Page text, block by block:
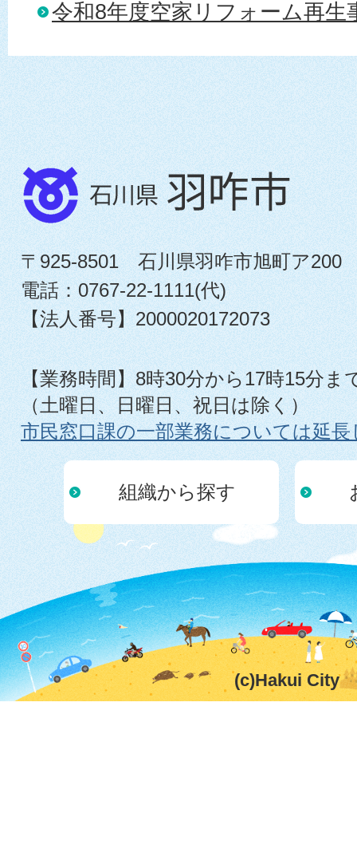
令和8年度空家リフォーム再生
〒925-8501 石川県羽咋市旭町ア200
電話：0767-22-1111(代)
【法人番号】2000020172073
【業務時間】8時30分から17時15分ま
（土曜日、日曜日、祝日は除く）
市民窓口課の一部業務については延
組織から探す
(c)Hakui City